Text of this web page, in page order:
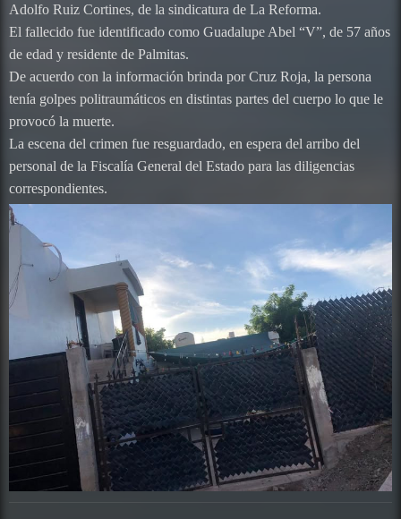
Adolfo Ruiz Cortines, de la sindicatura de La Reforma.
El fallecido fue identificado como Guadalupe Abel “V”, de 57 años
de edad y residente de Palmitas.
De acuerdo con la información brinda por Cruz Roja, la persona
tenía golpes politraumáticos en distintas partes del cuerpo lo que le
provocó la muerte.
La escena del crimen fue resguardado, en espera del arribo del
personal de la Fiscalía General del Estado para las diligencias
correspondientes.